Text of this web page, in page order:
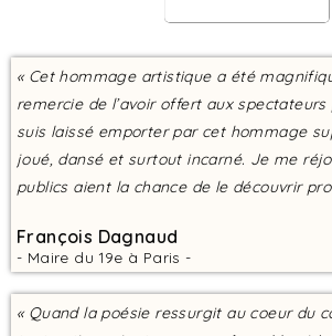
« Cet hommage artistique a été
remercie de l’avoir offert aux
suis laissé emporter par cet hommage
joué, dansé et surtout incarné. Je me
publics aient la chance de le découvrir
François Dagnaud
- Maire du 19e à Paris -
« Quand la poésie ressurgit au coeur du